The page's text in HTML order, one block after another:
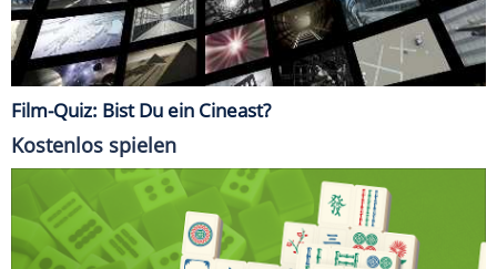
Film-Quiz: Bist Du ein Cineast?
Kostenlos spielen